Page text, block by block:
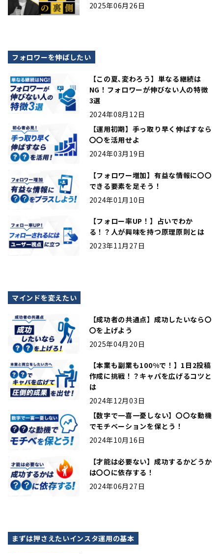
2025年06月26日
フォロワーを伸ばしたい
【この夏､変わろう】単なる継続は
NG！フォロワーが伸びない人の特徴
3選
2024年08月12日
【運用初期】手っ取り早く伸ばすなら
〇〇を活用せよ
2024年03月19日
【フォロワー増加】有益な情報に〇〇
できる要素を足そう！
2024年01月10日
【フォロー率UP！】占いでわか
る！？人が興味を持つ原理原則とは
2023年11月27日
マインドを変えたい
【成功者の共通点】成功したいなら〇
〇を上げよう
2025年04月20日
【本業も副業も100%で！】1日2投稿
作成に挑戦！？キャパを広げるコツと
は
2024年12月03日
【数字で一喜一憂しない】〇〇な動機
でモチベーションを保とう！
2024年10月16日
【才能は必要ない】成功するかどうか
は〇〇に依存する！
2024年06月27日
まずは押さえたいインスタ運用の基本